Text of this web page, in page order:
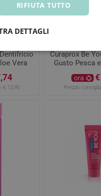
Vera
€ 12,90
Curaprox Be
Gusto Pesca
ora
Prezzo
RIFIUTA TUTTO
DETTAGLI